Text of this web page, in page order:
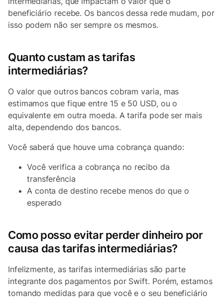
beneficiário recebe. Os bancos dessa rede mudam, por
isso podem não ser sempre os mesmos.
Quanto custam as tarifas
intermediárias?
O valor que outros bancos cobram varia, mas
estimamos que fique entre 15 e 50 USD, ou o
equivalente em outra moeda. A tarifa pode ser mais
alta, dependendo dos bancos.
Você saberá que houve uma cobrança quando:
Você verifica a cobrança no recibo da
transferência
A conta de destino recebe menos do que o
esperado
Como posso evitar perder dinheiro por
causa das tarifas intermediárias?
Infelizmente, as tarifas intermediárias são parte
integrante dos pagamentos por Swift. Porém, estamos
tomando medidas para que você e o seu beneficiário